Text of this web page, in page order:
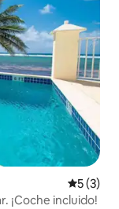
5 (3)
¡Coche incluido!